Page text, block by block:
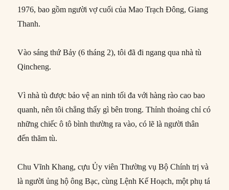
1976, bao gồm người vợ cuối của Mao Trạch Đông, Giang
Thanh.
Vào sáng thứ Bảy (6 tháng 2), tôi đã đi ngang qua nhà tù
Qincheng.
Vì nhà tù được bảo vệ an ninh tối đa với hàng rào cao bao
quanh, nên tôi chẳng thấy gì bên trong. Thỉnh thoảng chỉ có
những chiếc ô tô bình thường ra vào, có lẽ là người thân
đến thăm tù.
Chu Vĩnh Khang, cựu Ủy viên Thường vụ Bộ Chính trị và
là người ủng hộ ông Bạc, cùng Lệnh Kế Hoạch, một phụ tá